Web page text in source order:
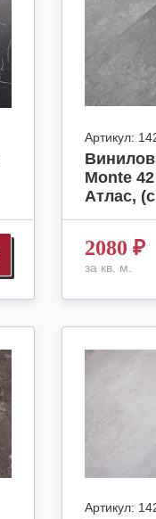
Артикул:
Monte
Атлас,
2080 ₽
за кв. м.
Артикул: